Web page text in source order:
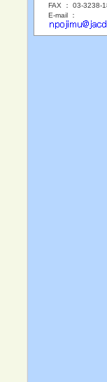
FAX ： 03-3238-
E-mail ：